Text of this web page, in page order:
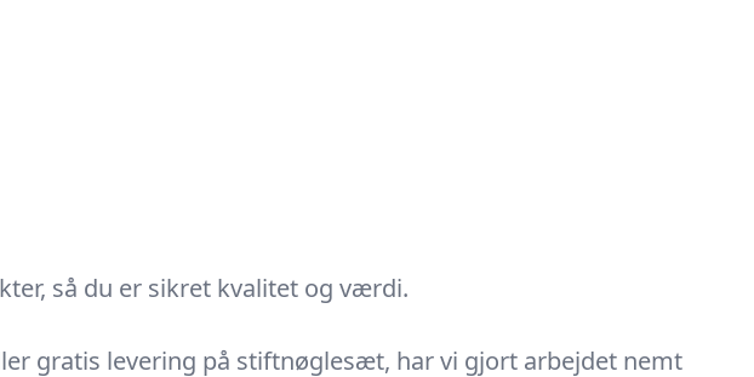
så du er sikret kvalitet og værdi.
gratis levering på stiftnøglesæt, har vi gjort arbejdet nemt